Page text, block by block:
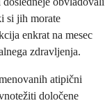
si jih morate
enkrat na mesec
zdravljenja.
atipični
določene